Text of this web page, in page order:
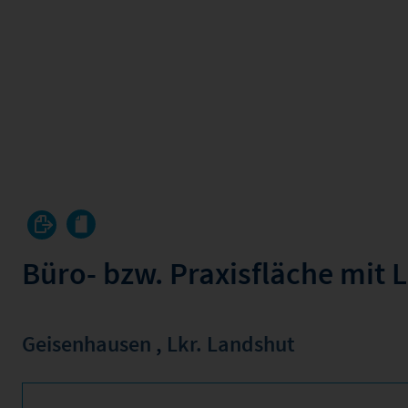
Büro- bzw. Praxisfläche mit
Geisenhausen , Lkr. Landshut